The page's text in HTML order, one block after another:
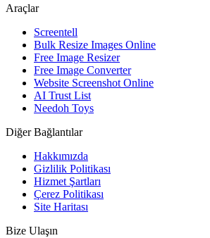
Araçlar
Screentell
Bulk Resize Images Online
Free Image Resizer
Free Image Converter
Website Screenshot Online
AI Trust List
Needoh Toys
Diğer Bağlantılar
Hakkımızda
Gizlilik Politikası
Hizmet Şartları
Çerez Politikası
Site Haritası
Bize Ulaşın